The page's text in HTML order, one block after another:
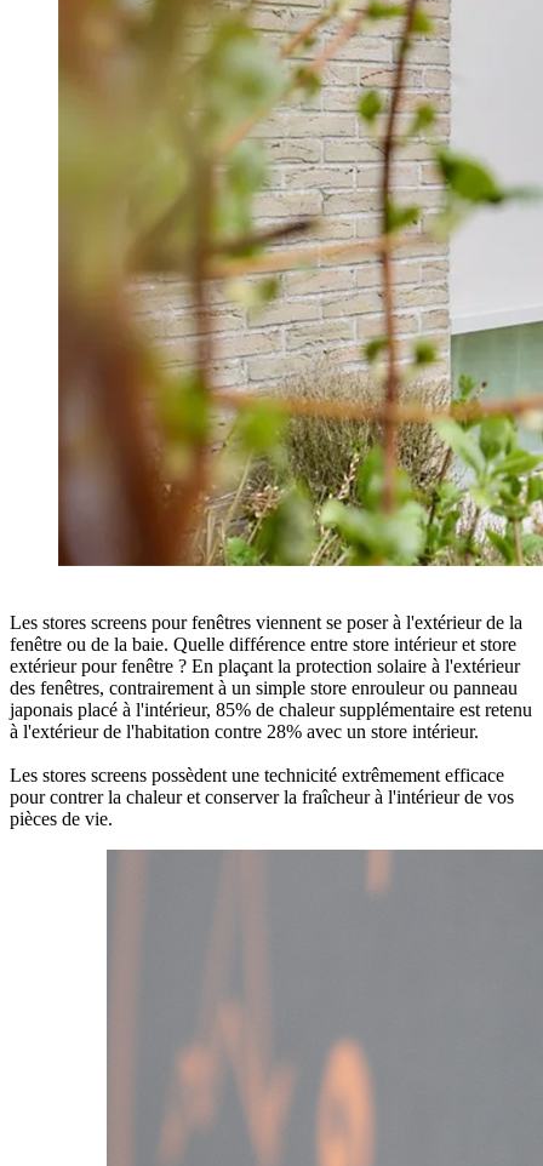
Les stores screens pour fenêtres viennent se poser à l'extérieur de la
fenêtre ou de la baie. Quelle différence entre store intérieur et store
extérieur pour fenêtre ? En plaçant la protection solaire à l'extérieur
des fenêtres, contrairement à un simple store enrouleur ou panneau
japonais placé à l'intérieur, 85% de chaleur supplémentaire est retenu
à l'extérieur de l'habitation contre 28% avec un store intérieur.
Les stores screens possèdent une technicité extrêmement efficace
pour contrer la chaleur et conserver la fraîcheur à l'intérieur de vos
pièces de vie.